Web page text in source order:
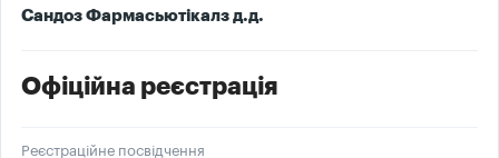
Сандоз Фармасьютікалз д.д.
Офіційна реєстрація
Реєстраційне посвідчення